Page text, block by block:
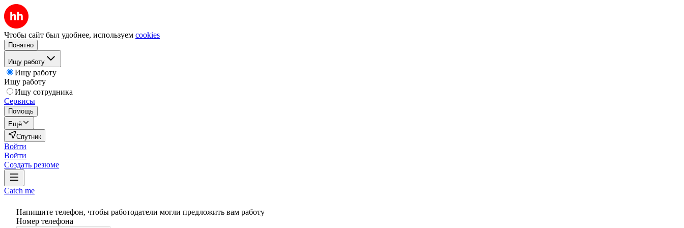
Чтобы сайт был удобнее, используем cookies
Понятно
Ищу работу
Ищу работу
Ищу работу
Ищу сотрудника
Сервисы
Помощь
Ещё
Спутник
Войти
Войти
Создать резюме
Catch me
Напишите телефон, чтобы работодатели могли предложить вам работу
Номер телефона